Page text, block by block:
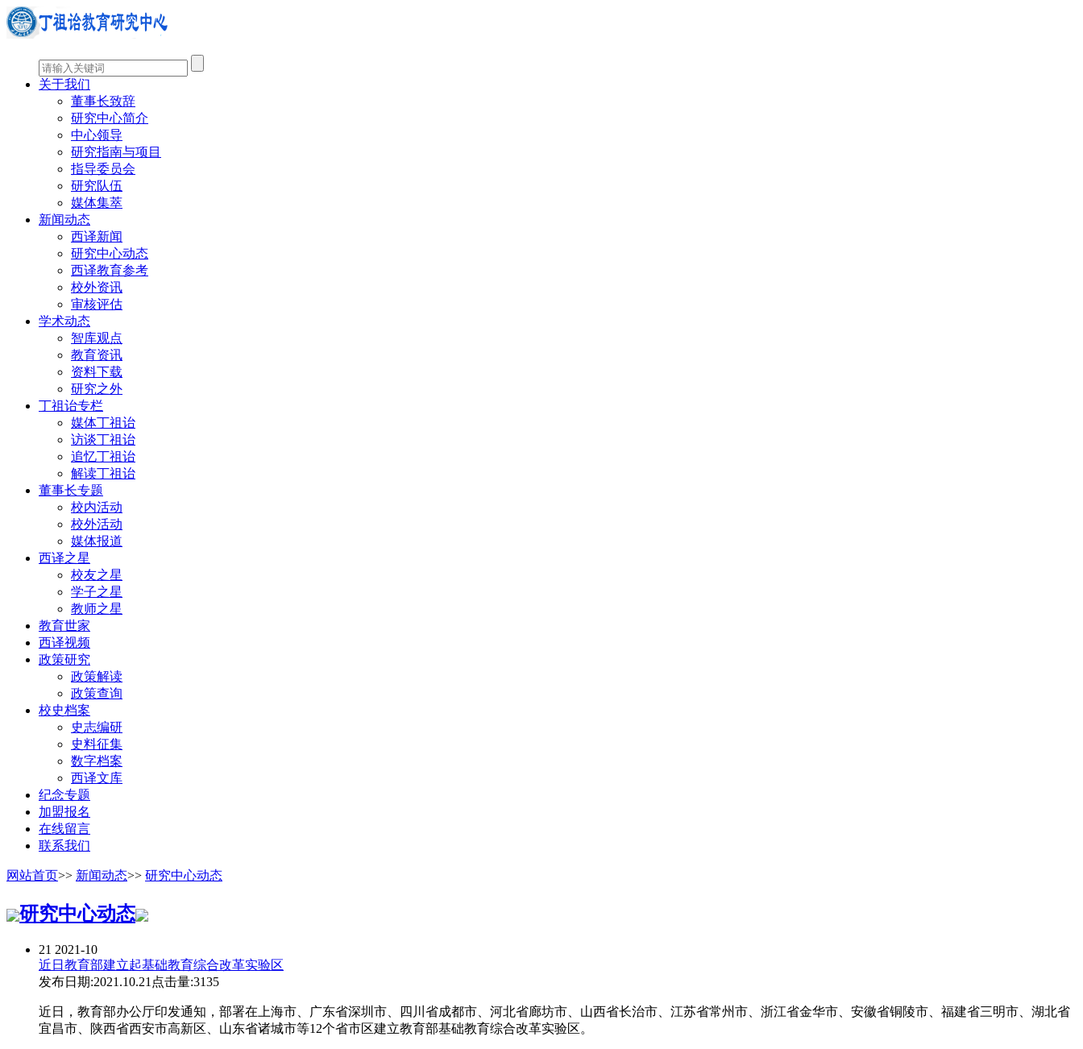
关于我们
董事长致辞
研究中心简介
中心领导
研究指南与项目
指导委员会
研究队伍
媒体集萃
新闻动态
西译新闻
研究中心动态
西译教育参考
校外资讯
审核评估
学术动态
智库观点
教育资讯
资料下载
研究之外
丁祖诒专栏
媒体丁祖诒
访谈丁祖诒
追忆丁祖诒
解读丁祖诒
董事长专题
校内活动
校外活动
媒体报道
西译之星
校友之星
学子之星
教师之星
教育世家
西译视频
政策研究
政策解读
政策查询
校史档案
史志编研
史料征集
数字档案
西译文库
纪念专题
加盟报名
在线留言
联系我们
网站首页>> 新闻动态>> 研究中心动态
研究中心动态
21 2021-10
近日教育部建立起基础教育综合改革实验区
发布日期:2021.10.21 点击量:3135
近日，教育部办公厅印发通知，部署在上海市、广东省深圳市、四川省成都市、河北省廊坊市、山西省长治市、江苏省常州市、浙江省金华市、安徽省铜陵市、福建省三明市、湖北省
宜昌市、陕西省西安市高新区、山东省诸城市等12个省市区建立教育部基础教育综合改革实验区。